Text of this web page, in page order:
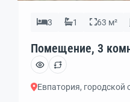
3 1 63 м²
Помещение, 3
эт., код: 460989
Евпатория, городской